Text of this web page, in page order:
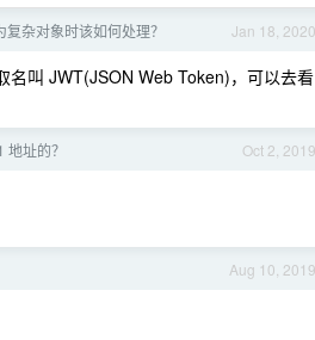
Jan 18, 2020
杂对象时该如何处理？
名叫 JWT(JSON Web Token)，可以去看
Oct 2, 2019
址的？
Aug 10, 2019